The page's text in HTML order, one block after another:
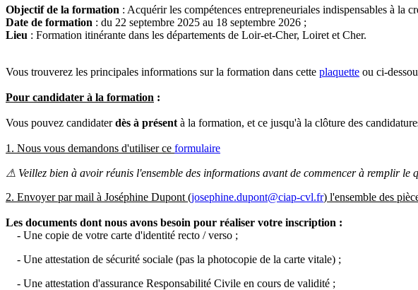
Objectif de la formation : Acquérir les compétences entrepreneuriales indispensables à la
Date de formation : du 22 septembre 2025 au 18 septembre 2026 ;
Lieu : Formation itinérante dans les départements de Loir-et-Cher, Loiret et Cher.
Vous trouverez les principales informations sur la formation dans cette plaquette ou ci-
Pour candidater à la formation :
Vous pouvez candidaterdès à présent à la formation, et ce jusqu'à la clôture des
1. Nous vous demandons d'utiliser ce formulaire
⚠ Veillez bien à avoir réunis l'ensemble des informations avant de commencer à remplir
2. Envoyer par mail à Joséphine Dupont (josephine.dupont@ciap-cvl.fr) l'ensemble des
Les documents dont nous avons besoin pour réaliser votre inscription :
- Une copie de votre carte d'identité recto / verso ;
- Une attestation de sécurité sociale (pas la photocopie de la carte vitale) ;
- Une attestation d'assurance Responsabilité Civile en cours de validité ;